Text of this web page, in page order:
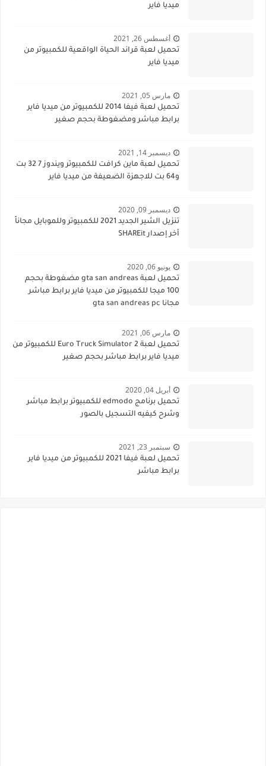
ميديا فاير
أغسطس 26, 2021
تحميل لعبة قراند الحياة الواقعية للكمبيوتر من
ميديا فاير
مارس 05, 2021
تحميل لعبة فيفا 2014 للكمبيوتر من ميديا فاير
برابط مباشر ومضغوطة بحجم صغير
ديسمبر 14, 2021
تحميل لعبة ماين كرافت للكمبيوتر ويندوز 7 32 بت
و64 بت للاجهزة الضعيفة من ميديا فاير
ديسمبر 09, 2020
تنزيل الشير الجديد 2021 للكمبيوتر وللموبايل مجاناً
أخر إصدار SHAREit
يونيو 06, 2020
تحميل لعبة gta san andreas مضغوطة بحجم
100 ميجا للكمبيوتر من ميديا فاير برابط مباشر
مجانا gta san andreas pc
مارس 06, 2021
تحميل لعبة Euro Truck Simulator 2 للكمبيوتر من
ميديا فاير برابط مباشر بحجم صغير
أبريل 04, 2020
تحميل برنامج edmodo للكمبيوتر برابط مباشر
وشرح كيفيه التسجيل بالصور
سبتمبر 23, 2021
تحميل لعبة فيفا 2021 للكمبيوتر من ميديا فاير
برابط مباشر